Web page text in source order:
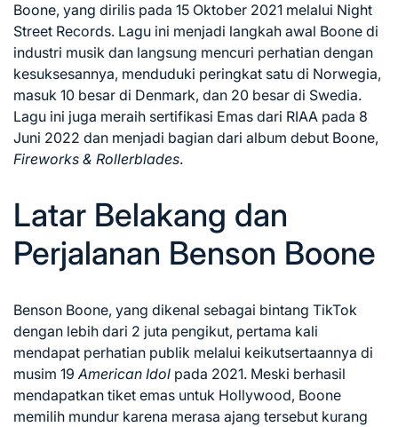
Boone, yang dirilis pada 15 Oktober 2021 melalui Night
Street Records. Lagu ini menjadi langkah awal Boone di
industri musik dan langsung mencuri perhatian dengan
kesuksesannya, menduduki peringkat satu di Norwegia,
masuk 10 besar di Denmark, dan 20 besar di Swedia.
Lagu ini juga meraih sertifikasi Emas dari RIAA pada 8
Juni 2022 dan menjadi bagian dari album debut Boone,
Fireworks & Rollerblades.
Latar Belakang dan
Perjalanan Benson Boone
Benson Boone, yang dikenal sebagai bintang TikTok
dengan lebih dari 2 juta pengikut, pertama kali
mendapat perhatian publik melalui keikutsertaannya di
musim 19 American Idol pada 2021. Meski berhasil
mendapatkan tiket emas untuk Hollywood, Boone
memilih mundur karena merasa ajang tersebut kurang